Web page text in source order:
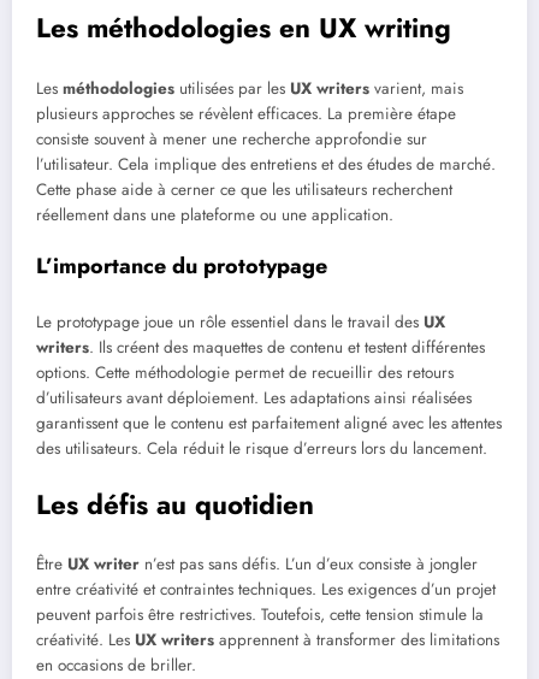
Les méthodologies en UX writing
Les méthodologies utilisées par les UX writers varient, mais
plusieurs approches se révèlent efficaces. La première étape
consiste souvent à mener une recherche approfondie sur
l’utilisateur. Cela implique des entretiens et des études de marché.
Cette phase aide à cerner ce que les utilisateurs recherchent
réellement dans une plateforme ou une application.
L’importance du prototypage
Le prototypage joue un rôle essentiel dans le travail des UX
writers. Ils créent des maquettes de contenu et testent différentes
options. Cette méthodologie permet de recueillir des retours
d’utilisateurs avant déploiement. Les adaptations ainsi réalisées
garantissent que le contenu est parfaitement aligné avec les attentes
des utilisateurs. Cela réduit le risque d’erreurs lors du lancement.
Les défis au quotidien
Être UX writer n’est pas sans défis. L’un d’eux consiste à jongler
entre créativité et contraintes techniques. Les exigences d’un projet
peuvent parfois être restrictives. Toutefois, cette tension stimule la
créativité. Les UX writers apprennent à transformer des limitations
en occasions de briller.